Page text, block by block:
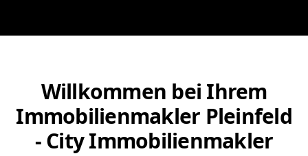
Willkommen bei Ihrem
Immobilienmakler Pleinfeld
- City Immobilienmakler